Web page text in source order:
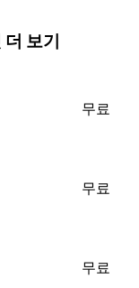
보기
무료
무료
무료